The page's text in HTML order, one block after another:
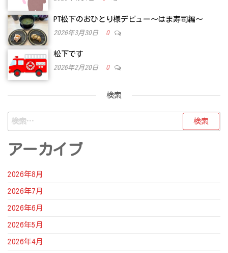
PT松下のおひとり様デビュー～はま寿司編～
2026年3月30日 0
松下です
2026年2月20日 0
検索
検
索:
アーカイブ
2026年8月
2026年7月
2026年6月
2026年5月
2026年4月